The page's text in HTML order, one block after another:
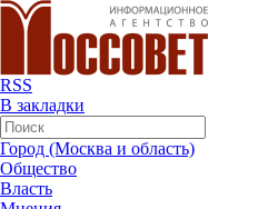
RSS
В закладки
Город (Москва и область)
Общество
Власть